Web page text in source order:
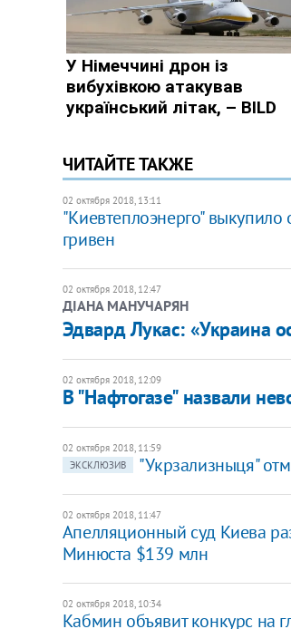
ЧИТАЙТЕ ТАКЖЕ
02 октября 2018, 13:11
"Киевтеплоэнерго"
гривен
02 октября 2018, 12:47
ДІАНА МАНУЧАРЯН
Эдвард Лукас: «Украина
02 октября 2018, 12:09
В "Нафтогазе" назвали
02 октября 2018, 11:59
ЭКСКЛЮЗИВ
"Укрзализныця"
02 октября 2018, 11:47
Апелляционный суд Киева
Минюста $139 млн
02 октября 2018, 10:34
​Кабмин объявит конкурс на